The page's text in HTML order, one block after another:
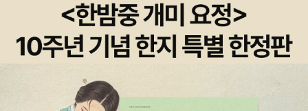
께 시작하고 끝나서 좋다.토론에 참여하거나 발표를 잘 안해서 먼저
발표하면 빌리고 싶은 책을 선택하게 했더니'저요, 저요!' 손을 번쩍
드는 귀여운 중학생! ㅋㅋ